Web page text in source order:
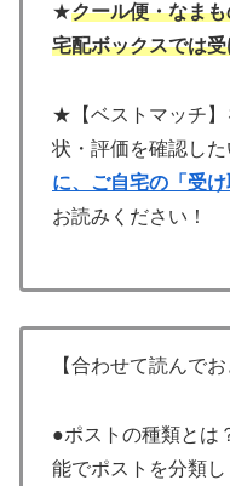
★クール便・なま
宅配ボックスでは
★【ベストマッチ】
状・評価を確認した
に、ご自宅の「受
お読みください！
【合わせて読んでお
●ポストの種類とは
能でポストを分類し